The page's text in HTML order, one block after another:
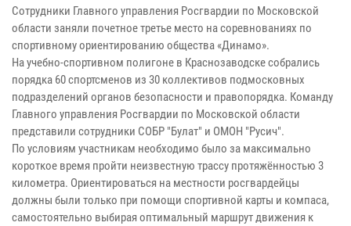
Сотрудники Главного управления Росгвардии по Московской
области заняли почетное третье место на соревнованиях по
спортивному ориентированию общества «Динамо».
На учебно-спортивном полигоне в Краснозаводске собрались
порядка 60 спортсменов из 30 коллективов подмосковных
подразделений органов безопасности и правопорядка. Команду
Главного управления Росгвардии по Московской области
представили сотрудники СОБР "Булат" и ОМОН "Русич".
По условиям участникам необходимо было за максимально
короткое время пройти неизвестную трассу протяжённостью 3
километра. Ориентироваться на местности росгвардейцы
должны были только при помощи спортивной карты и компаса,
самостоятельно выбирая оптимальный маршрут движения к